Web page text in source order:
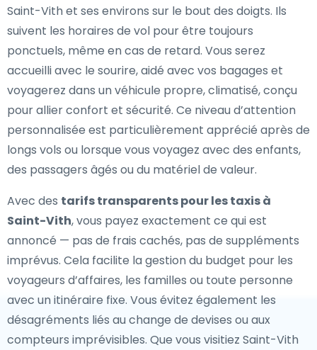
Saint-Vith et ses environs sur le bout des doigts. Ils
suivent les horaires de vol pour être toujours
ponctuels, même en cas de retard. Vous serez
accueilli avec le sourire, aidé avec vos bagages et
voyagerez dans un véhicule propre, climatisé, conçu
pour allier confort et sécurité. Ce niveau d’attention
personnalisée est particulièrement apprécié après de
longs vols ou lorsque vous voyagez avec des enfants,
des passagers âgés ou du matériel de valeur.
Avec des tarifs transparents pour les taxis à
Saint-Vith, vous payez exactement ce qui est
annoncé — pas de frais cachés, pas de suppléments
imprévus. Cela facilite la gestion du budget pour les
voyageurs d’affaires, les familles ou toute personne
avec un itinéraire fixe. Vous évitez également les
désagréments liés au change de devises ou aux
compteurs imprévisibles. Que vous visitiez Saint-Vith